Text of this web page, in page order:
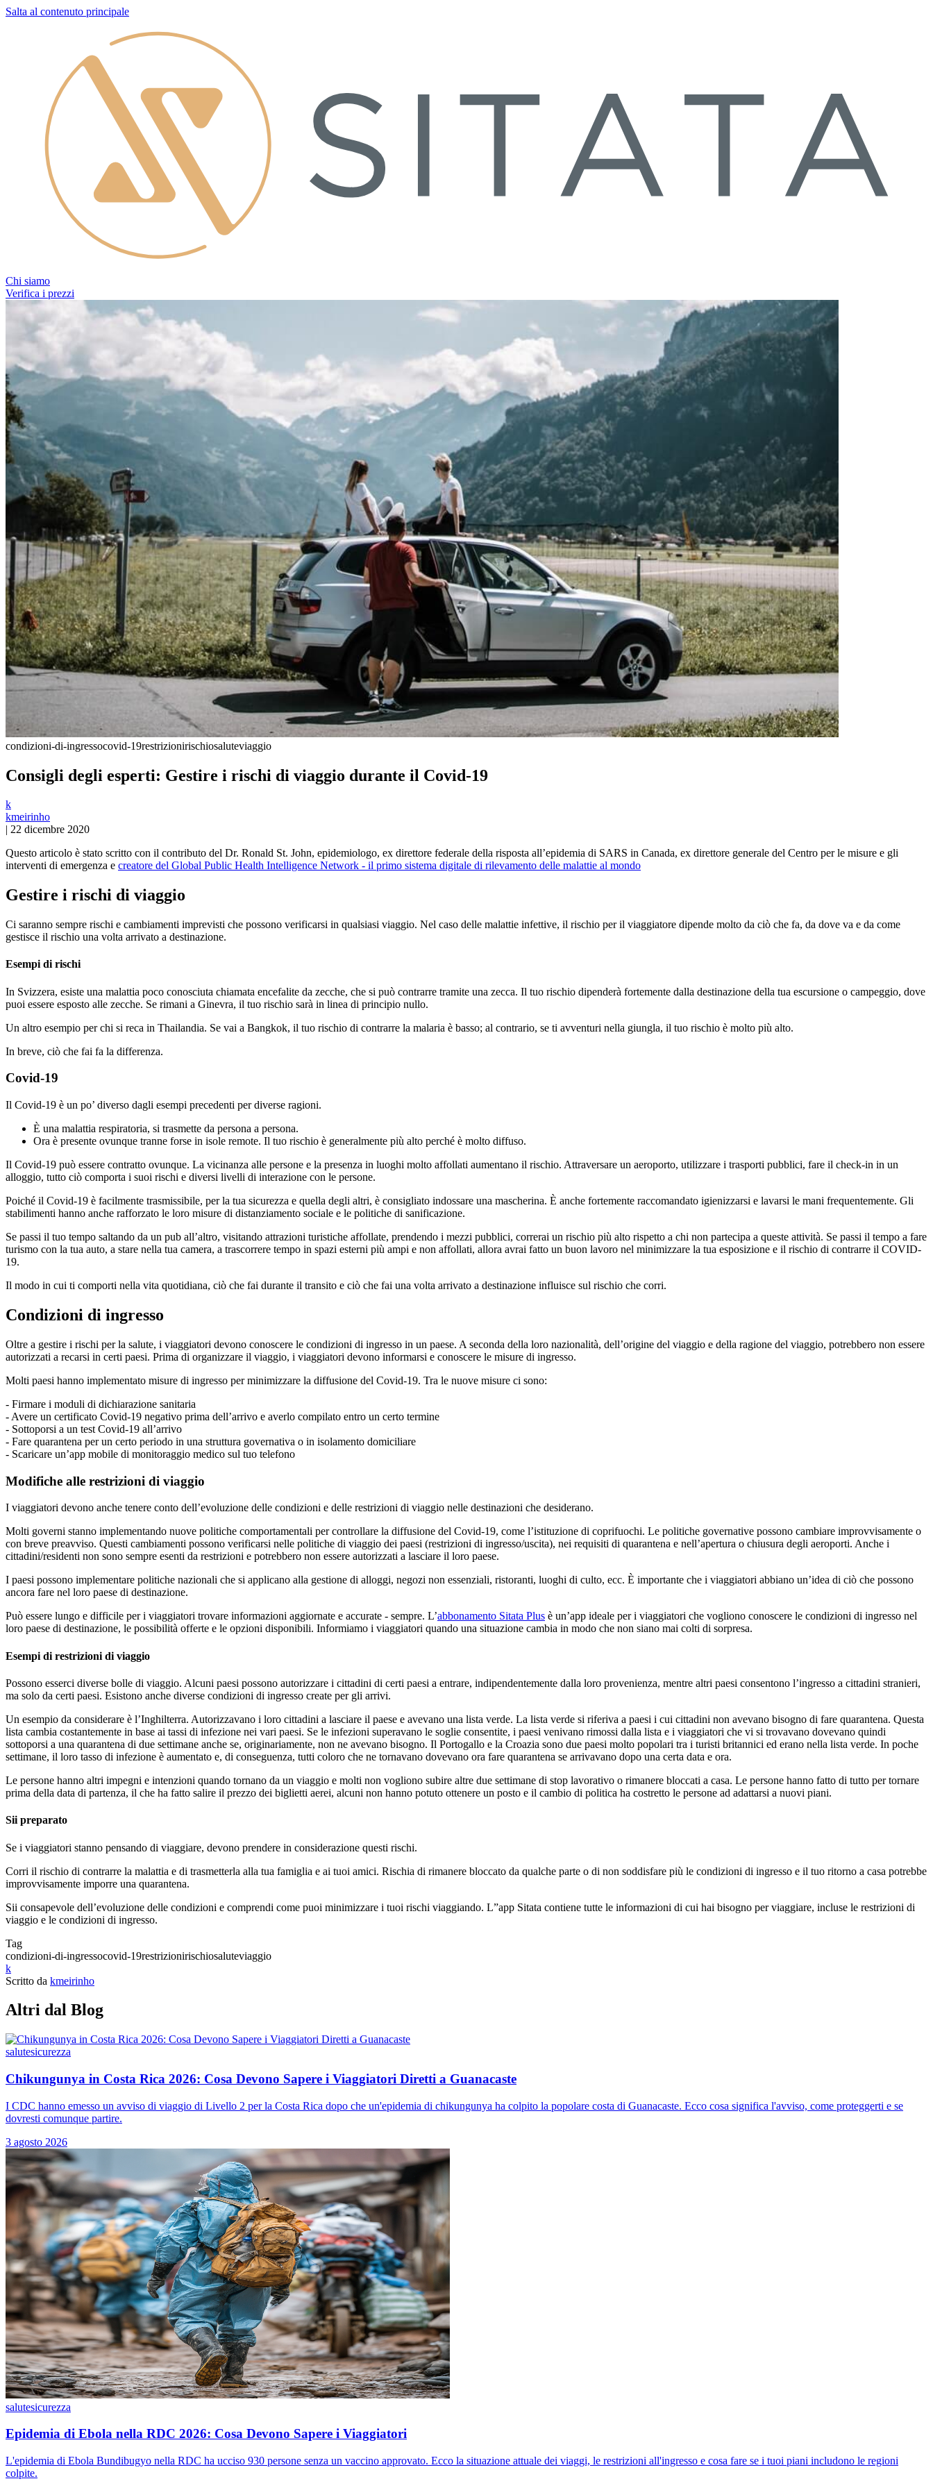
Salta al contenuto principale
Chi siamo
Verifica i prezzi
condizioni-di-ingressocovid-19restrizionirischiosaluteviaggio
Consigli degli esperti: Gestire i rischi di viaggio durante il Covid-19
k
kmeirinho
| 22 dicembre 2020
Questo articolo è stato scritto con il contributo del Dr. Ronald St. John, epidemiologo, ex direttore federale della risposta all’epidemia di SARS in Canada, ex direttore generale del Centro per le misure e gli
interventi di emergenza e creatore del Global Public Health Intelligence Network - il primo sistema digitale di rilevamento delle malattie al mondo
Gestire i rischi di viaggio
Ci saranno sempre rischi e cambiamenti imprevisti che possono verificarsi in qualsiasi viaggio. Nel caso delle malattie infettive, il rischio per il viaggiatore dipende molto da ciò che fa, da dove va e da come
gestisce il rischio una volta arrivato a destinazione.
Esempi di rischi
In Svizzera, esiste una malattia poco conosciuta chiamata encefalite da zecche, che si può contrarre tramite una zecca. Il tuo rischio dipenderà fortemente dalla destinazione della tua escursione o campeggio, dove
puoi essere esposto alle zecche. Se rimani a Ginevra, il tuo rischio sarà in linea di principio nullo.
Un altro esempio per chi si reca in Thailandia. Se vai a Bangkok, il tuo rischio di contrarre la malaria è basso; al contrario, se ti avventuri nella giungla, il tuo rischio è molto più alto.
In breve, ciò che fai fa la differenza.
Covid-19
Il Covid-19 è un po’ diverso dagli esempi precedenti per diverse ragioni.
È una malattia respiratoria, si trasmette da persona a persona.
Ora è presente ovunque tranne forse in isole remote. Il tuo rischio è generalmente più alto perché è molto diffuso.
Il Covid-19 può essere contratto ovunque. La vicinanza alle persone e la presenza in luoghi molto affollati aumentano il rischio. Attraversare un aeroporto, utilizzare i trasporti pubblici, fare il check-in in un
alloggio, tutto ciò comporta i suoi rischi e diversi livelli di interazione con le persone.
Poiché il Covid-19 è facilmente trasmissibile, per la tua sicurezza e quella degli altri, è consigliato indossare una mascherina. È anche fortemente raccomandato igienizzarsi e lavarsi le mani frequentemente. Gli
stabilimenti hanno anche rafforzato le loro misure di distanziamento sociale e le politiche di sanificazione.
Se passi il tuo tempo saltando da un pub all’altro, visitando attrazioni turistiche affollate, prendendo i mezzi pubblici, correrai un rischio più alto rispetto a chi non partecipa a queste attività. Se passi il tempo a fare
turismo con la tua auto, a stare nella tua camera, a trascorrere tempo in spazi esterni più ampi e non affollati, allora avrai fatto un buon lavoro nel minimizzare la tua esposizione e il rischio di contrarre il COVID-
19.
Il modo in cui ti comporti nella vita quotidiana, ciò che fai durante il transito e ciò che fai una volta arrivato a destinazione influisce sul rischio che corri.
Condizioni di ingresso
Oltre a gestire i rischi per la salute, i viaggiatori devono conoscere le condizioni di ingresso in un paese. A seconda della loro nazionalità, dell’origine del viaggio e della ragione del viaggio, potrebbero non essere
autorizzati a recarsi in certi paesi. Prima di organizzare il viaggio, i viaggiatori devono informarsi e conoscere le misure di ingresso.
Molti paesi hanno implementato misure di ingresso per minimizzare la diffusione del Covid-19. Tra le nuove misure ci sono:
- Firmare i moduli di dichiarazione sanitaria
- Avere un certificato Covid-19 negativo prima dell’arrivo e averlo compilato entro un certo termine
- Sottoporsi a un test Covid-19 all’arrivo
- Fare quarantena per un certo periodo in una struttura governativa o in isolamento domiciliare
- Scaricare un’app mobile di monitoraggio medico sul tuo telefono
Modifiche alle restrizioni di viaggio
I viaggiatori devono anche tenere conto dell’evoluzione delle condizioni e delle restrizioni di viaggio nelle destinazioni che desiderano.
Molti governi stanno implementando nuove politiche comportamentali per controllare la diffusione del Covid-19, come l’istituzione di coprifuochi. Le politiche governative possono cambiare improvvisamente o
con breve preavviso. Questi cambiamenti possono verificarsi nelle politiche di viaggio dei paesi (restrizioni di ingresso/uscita), nei requisiti di quarantena e nell’apertura o chiusura degli aeroporti. Anche i
cittadini/residenti non sono sempre esenti da restrizioni e potrebbero non essere autorizzati a lasciare il loro paese.
I paesi possono implementare politiche nazionali che si applicano alla gestione di alloggi, negozi non essenziali, ristoranti, luoghi di culto, ecc. È importante che i viaggiatori abbiano un’idea di ciò che possono
ancora fare nel loro paese di destinazione.
Può essere lungo e difficile per i viaggiatori trovare informazioni aggiornate e accurate - sempre. L’abbonamento Sitata Plus è un’app ideale per i viaggiatori che vogliono conoscere le condizioni di ingresso nel
loro paese di destinazione, le possibilità offerte e le opzioni disponibili. Informiamo i viaggiatori quando una situazione cambia in modo che non siano mai colti di sorpresa.
Esempi di restrizioni di viaggio
Possono esserci diverse bolle di viaggio. Alcuni paesi possono autorizzare i cittadini di certi paesi a entrare, indipendentemente dalla loro provenienza, mentre altri paesi consentono l’ingresso a cittadini stranieri,
ma solo da certi paesi. Esistono anche diverse condizioni di ingresso create per gli arrivi.
Un esempio da considerare è l’Inghilterra. Autorizzavano i loro cittadini a lasciare il paese e avevano una lista verde. La lista verde si riferiva a paesi i cui cittadini non avevano bisogno di fare quarantena. Questa
lista cambia costantemente in base ai tassi di infezione nei vari paesi. Se le infezioni superavano le soglie consentite, i paesi venivano rimossi dalla lista e i viaggiatori che vi si trovavano dovevano quindi
sottoporsi a una quarantena di due settimane anche se, originariamente, non ne avevano bisogno. Il Portogallo e la Croazia sono due paesi molto popolari tra i turisti britannici ed erano nella lista verde. In poche
settimane, il loro tasso di infezione è aumentato e, di conseguenza, tutti coloro che ne tornavano dovevano ora fare quarantena se arrivavano dopo una certa data e ora.
Le persone hanno altri impegni e intenzioni quando tornano da un viaggio e molti non vogliono subire altre due settimane di stop lavorativo o rimanere bloccati a casa. Le persone hanno fatto di tutto per tornare
prima della data di partenza, il che ha fatto salire il prezzo dei biglietti aerei, alcuni non hanno potuto ottenere un posto e il cambio di politica ha costretto le persone ad adattarsi a nuovi piani.
Sii preparato
Se i viaggiatori stanno pensando di viaggiare, devono prendere in considerazione questi rischi.
Corri il rischio di contrarre la malattia e di trasmetterla alla tua famiglia e ai tuoi amici. Rischia di rimanere bloccato da qualche parte o di non soddisfare più le condizioni di ingresso e il tuo ritorno a casa potrebbe
improvvisamente imporre una quarantena.
Sii consapevole dell’evoluzione delle condizioni e comprendi come puoi minimizzare i tuoi rischi viaggiando. L”app Sitata contiene tutte le informazioni di cui hai bisogno per viaggiare, incluse le restrizioni di
viaggio e le condizioni di ingresso.
Tag
condizioni-di-ingressocovid-19restrizionirischiosaluteviaggio
k
Scritto da kmeirinho
Altri dal Blog
salutesicurezza
Chikungunya in Costa Rica 2026: Cosa Devono Sapere i Viaggiatori Diretti a Guanacaste
I CDC hanno emesso un avviso di viaggio di Livello 2 per la Costa Rica dopo che un'epidemia di chikungunya ha colpito la popolare costa di Guanacaste. Ecco cosa significa l'avviso, come proteggerti e se
dovresti comunque partire.
3 agosto 2026
salutesicurezza
Epidemia di Ebola nella RDC 2026: Cosa Devono Sapere i Viaggiatori
L'epidemia di Ebola Bundibugyo nella RDC ha ucciso 930 persone senza un vaccino approvato. Ecco la situazione attuale dei viaggi, le restrizioni all'ingresso e cosa fare se i tuoi piani includono le regioni
colpite.